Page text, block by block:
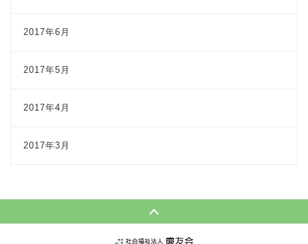
2017年6月
2017年5月
2017年4月
2017年3月